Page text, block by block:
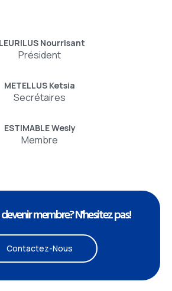
Nourrisant
Président
METELLUS Ketsia
Secrétaires
ESTIMABLE Wesly
Membre
membre? N'hesitez pas!
Contactez-Nous